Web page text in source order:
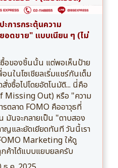
การกระตุ้นความ
อดขาย" แบบเนียน ๆ (ไม่
ซื้อของชิ้นนั้น แต่พอเห็นป้าย
นในโซเชียลเริ่มแชร์กันเต็ม
ซื้อไปโดยอัตโนมัติ... นี่คือ
Missing Out) หรือ "ความ
ตลาด FOMO คืออาวุธที่
มันจะกลายเป็น "ดาบสอง
ญและยัดเยียดทันที วันนี้เรา
Marketing ให้ดู
ค้าได้แบบแยบยลครับ